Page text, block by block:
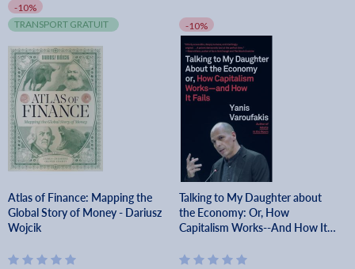
-10%
TRANSPORT GRATUIT
Atlas of Finance: Mapping the
Global Story of Money - Dariusz
Wojcik
-10%
Talking to My Daughter about
the Economy: Or, How
Capitalism Works--And How It